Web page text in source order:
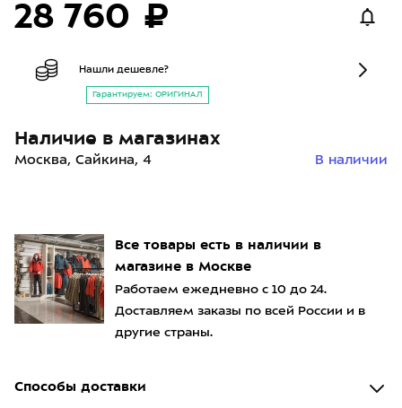
Все товары есть в наличии в
магазине в Москве
Работаем ежедневно с 10 до 24.
Доставляем заказы по всей России и в
другие страны.
Способы доставки
28 760 ₽
Нашли дешевле?
Гарантируем: ОРИГИНАЛ
Наличие в магазинах
Москва, Сайкина, 4 В наличии